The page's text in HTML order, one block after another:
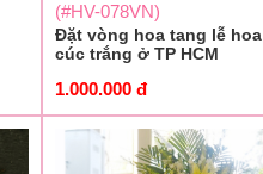
(#HV-078VN)
Đặt vòng hoa tang lễ hoa
cúc trắng ở TP HCM
1.000.000 đ